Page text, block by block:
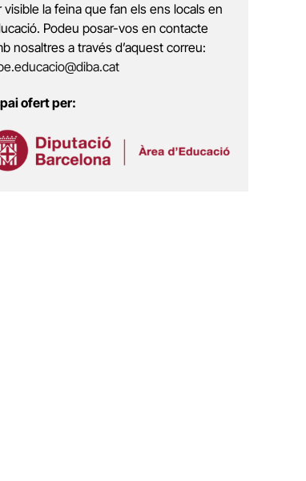
visible la feina que fan els ens locals en
Podeu posar-vos en contacte
nosaltres a través d’aquest correu:
ofert per: